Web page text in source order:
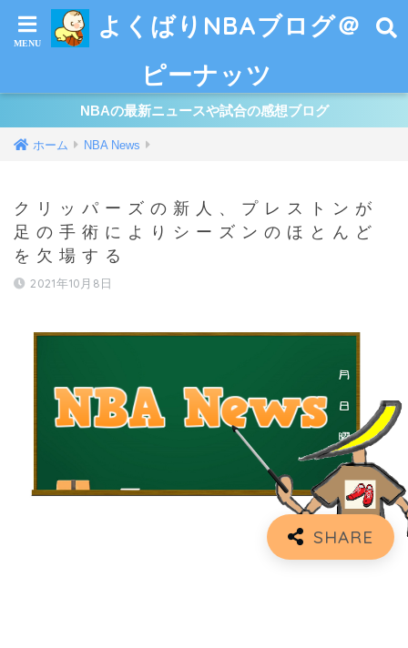
よくばりNBAブログ＠
ピーナッツ
NBAの最新ニュースや試合の感想ブログ
ホーム NBA News
クリッパーズの新人、プレストンが
足の手術によりシーズンのほとんど
を欠場する
2021年10月8日